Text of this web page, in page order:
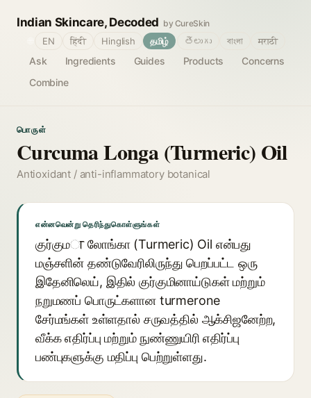
Indian Skincare, Decoded by CureSkin
Ask Ingredients Guides Products
Concerns
Combine
EN हिंदी Hinglish தமிழ் తెలుగు বাংলা मराठी
பொருள்
Curcuma Longa (Turmeric) Oil
Antioxidant / anti-inflammatory botanical
என்னவென்று தெரிந்துகொள்ளுங்கள்
குர்குமा லோங்கா (Turmeric) Oil என்பது
மஞ்சளின் தண்டுவேரிலிருந்து பெறப்பட்ட ஒரு
இதேனிலெய், இதில் குர்குமினாய்டுகள் மற்றும்
நறுமணப் பொருட்களான turmerone
சேர்மங்கள் உள்ளதால் சருவத்தில் ஆக்சிஜனேற்ற,
வீக்க எதிர்ப்பு மற்றும் நுண்ணுயிரி எதிர்ப்பு
பண்புகளுக்கு மதிப்பு பெற்றுள்ளது.